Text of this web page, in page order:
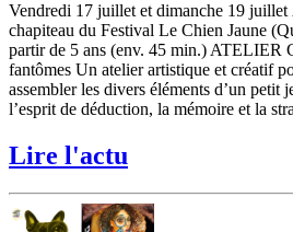
Vendredi 17 juillet et dimanche 19 juillet
chapiteau du Festival Le Chien Jaune
partir de 5 ans (env. 45 min.) ATELIER
fantômes Un atelier artistique et créatif
assembler les divers éléments d’un petit
l’esprit de déduction, la mémoire et la
Lire l'actu